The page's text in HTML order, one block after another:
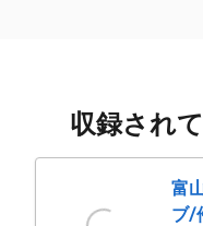
収録され
富
ブ/